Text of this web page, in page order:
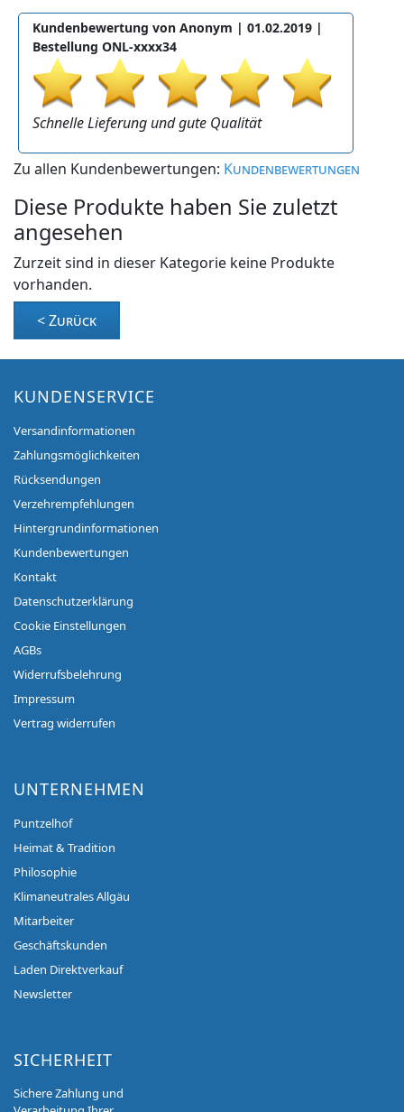
Kundenbewertung von Anonym | 01.02.2019 |
Bestellung ONL-xxxx34
Schnelle Lieferung und gute Qualität
Zu allen Kundenbewertungen: Kundenbewertungen
Diese Produkte haben Sie zuletzt
angesehen
Zurzeit sind in dieser Kategorie keine Produkte
vorhanden.
< Zurück
KUNDENSERVICE
Versandinformationen
Zahlungsmöglichkeiten
Rücksendungen
Verzehrempfehlungen
Hintergrundinformationen
Kundenbewertungen
Kontakt
Datenschutzerklärung
Cookie Einstellungen
AGBs
Widerrufsbelehrung
Impressum
Vertrag widerrufen
UNTERNEHMEN
Puntzelhof
Heimat & Tradition
Philosophie
Klimaneutrales Allgäu
Mitarbeiter
Geschäftskunden
Laden Direktverkauf
Newsletter
SICHERHEIT
Sichere Zahlung und